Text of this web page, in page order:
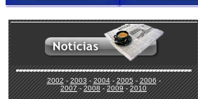
2002-2003-2004-2005-2006-
2007-2008-2009-2010